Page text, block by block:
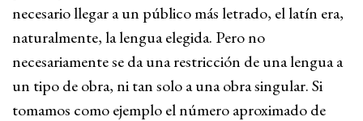
necesario llegar a un público más letrado, el latín era,
naturalmente, la lengua elegida. Pero no
necesariamente se da una restricción de una lengua a
un tipo de obra, ni tan solo a una obra singular. Si
tomamos como ejemplo el número aproximado de